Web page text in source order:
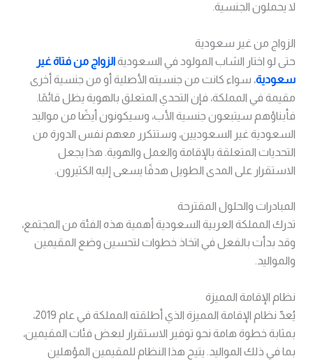
لا يحملون الجنسية.
الزواج من غير سعودية
حتى لو اختار الشاب المولود في السعوديةالزواج من فتاة غير
سعودية، سواء كانت من جنسيته الأصلية أو من جنسية أخرى
مقيمة في المملكة، فإن التحدي المتعلق بالهوية يظل قائمًا.
فأبناؤهم سيتبعون جنسية الأب، وسيكونون أيضًا من مواليد
السعودية غير السعوديين، وستتكرر معهم نفس الدورة من
التحديات المتعلقة بالإقامة والعمل والهوية. هذا يجعل
الاستقرار على المدى الطويل هدفًا يسعى إليه الكثيرون.
المبادرات والحلول المقترحة
تدرك المملكة العربية السعودية أهمية هذه الفئة من المجتمع،
وقد بدأت بالفعل في اتخاذ خطوات لتحسين وضع المقيمين
والمواليد.
نظام الإقامة المميزة
يُعدّ نظام الإقامة المميزة الذي أطلقته المملكة في عام 2019،
بمثابة خطوة هامة نحو توفير الاستقرار لبعض فئات المقيمين،
بما في ذلك المواليد. يتيح هذا النظام للمقيمين المؤهلين